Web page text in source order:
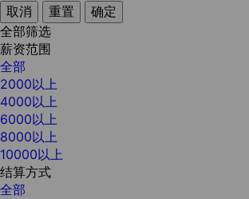
取消
重置
确定
全部筛选
薪资范围
全部
2000以上
4000以上
6000以上
8000以上
10000以上
结算方式
全部